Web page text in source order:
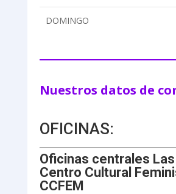
DOMINGO
Nuestros datos de
OFICINAS:
Oficinas centrales
Centro Cultural
CCFEM